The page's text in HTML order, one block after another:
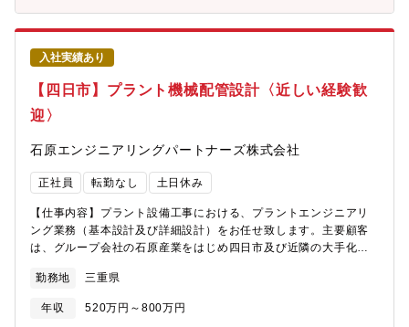
菱ガス化学／古河電気工業などの大手顧客からの建設、改修、メ
ンテナンスの受注があり、経営も安定しています。【プラントに
ついて】顧客のニーズに応じたプラントを設計し自社工場で製
作、現地での据え付け・配管などの機械工事を行っています。プ
ラント設備の設計段階では、経験豊富な専門技術集団が最新の技
術を駆使して、効率的な設計を実現。また機器製作では高品質か
つ信頼性のある機器を製作し、お客様の要望にお応えします。
費用も負担します。また不定期ですが、部署での勉強会も開催し
ており、スキルアップが目指せます。【組織構成】設計部 設計グ
ループには、15名（本部長、副本部長、部長、副部長、グループ
社の特徴】当社は、機械、電気・計装、土木・建築、設計の各部
門を有する総合プラントエンジニアリング会社です。親会社であ
る石原産業株式会社（東証プライム上場）の工場メンテナンスや
新設の安定した売上が約70％、また四日市（本社）近辺の化学系
基盤と、売上拡大に向けた新規受注へのバランスがよく、安定的
入社実績あり
【四日市】プラント機械配管設計〈近しい経験歓
迎〉
石原エンジニアリングパートナーズ株式会社
正社員 転勤なし 土日休み
【仕事内容】プラント設備工事における、プラントエンジニアリ
ング業務（基本設計及び詳細設計）をお任せ致します。主要顧客
は、グループ会社の石原産業をはじめ四日市及び近隣の大手化学
器の能力計算等）・各種強度計算（熱応力解析、耐震設計を含
む）・各種仕様書作成（機器及び配管部品）・各種基準書作成・
機器プロット及び配管アレンジなどの空間設計デザイン・P&ID検
勤務地 三重県
年収 520万円～800万円